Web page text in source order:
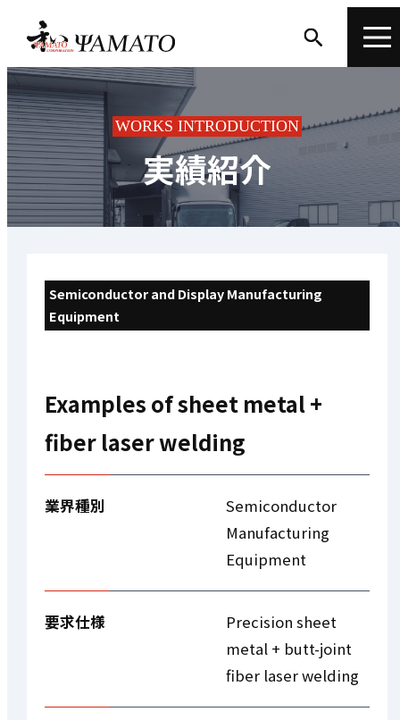
WORKS INTRODUCTION
実績紹介
Semiconductor and Display Manufacturing
Equipment
Examples of sheet metal +
fiber laser welding
業界種別
Semiconductor
Manufacturing
Equipment
要求仕様
Precision sheet
metal + butt-joint
fiber laser welding